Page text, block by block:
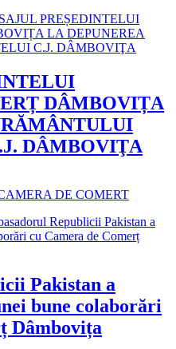
DÂMBOVIȚA
DÂMBOVIŢA
DE COMERT
Pakistan a
bune colaborări
Dâmbovița